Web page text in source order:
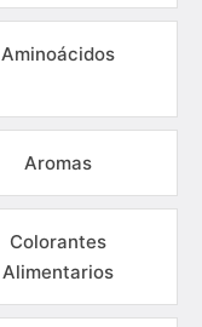
Aminoácidos
Aromas
Colorantes
Alimentarios